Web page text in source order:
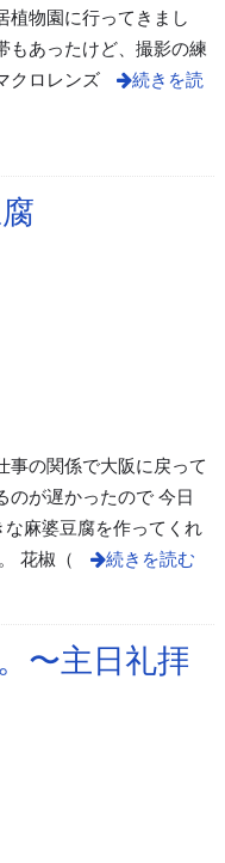
植物園に行ってきまし
もあったけど、撮影の練
クロレンズ
続きを読
事の関係で大阪に戻って
のが遅かったので 今日
麻婆豆腐を作ってくれ
花椒（
続きを読む
〜主日礼拝